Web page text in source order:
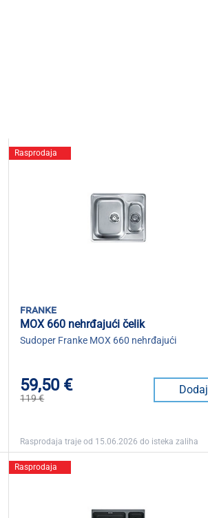
Rasprodaja
franke
MOX 660 nehrđajući čelik
Sudoper Franke MOX 660 nehrđajući
59,50 €
119 €
Dodaj
Rasprodaja traje od 15.06.2026 do isteka zaliha
Rasprodaja